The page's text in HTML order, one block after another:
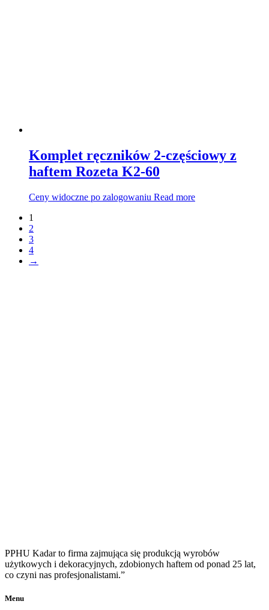
Komplet ręczników 2-częściowy z
haftem Rozeta K2-60
Ceny widoczne po zalogowaniu Read more
1
2
3
4
→
PPHU Kadar to firma zajmująca się produkcją wyrobów
użytkowych i dekoracyjnych, zdobionych haftem od ponad 25 lat,
co czyni nas profesjonalistami.”
Menu